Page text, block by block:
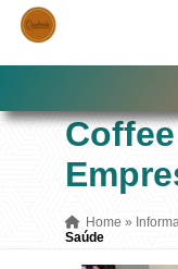
Home »
Saúde